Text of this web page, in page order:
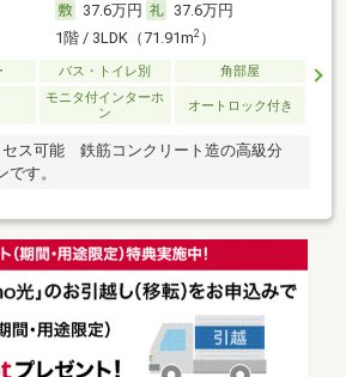
37.6万円
37.6万円
1階 / 3LDK（71.91m2）
バス・トイレ別 角部屋
モニタ付インターホ
ン
オートロック付き
セス可能 鉄筋コンクリート造の高級分
です。